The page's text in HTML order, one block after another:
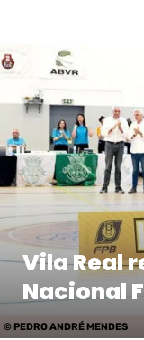
© PEDRO ANDRÉ MENDES
Vila Real
Nacional